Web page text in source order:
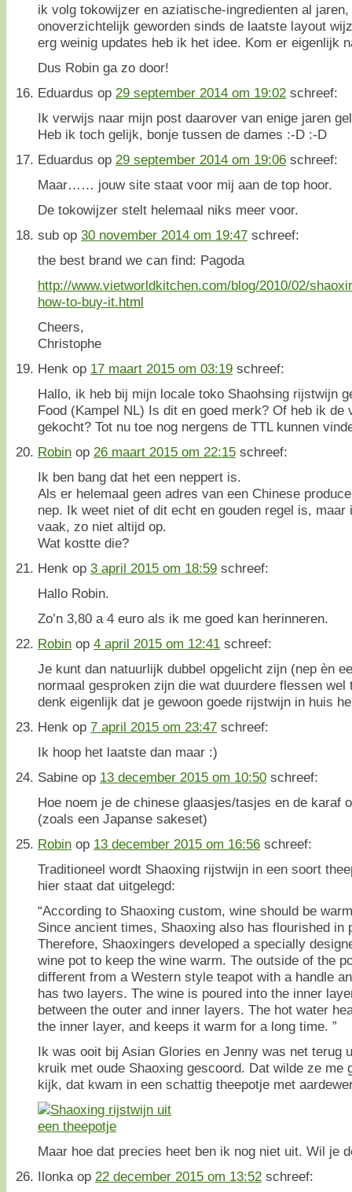
ik volg tokowijzer en aziatische-ingredienten al
onoverzichtelijk geworden sinds de laatste layout
erg weinig updates heb ik het idee. Kom er eigenlijk
Dus Robin ga zo door!
Eduardus op 29 september 2014 om 19:02 schreef:
Ik verwijs naar mijn post daarover van enige jaren
Heb ik toch gelijk, bonje tussen de dames :-D :-D
Eduardus op 29 september 2014 om 19:06 schreef:
Maar…… jouw site staat voor mij aan de top hoor.
De tokowijzer stelt helemaal niks meer voor.
sub op 30 november 2014 om 19:47 schreef:
the best brand we can find: Pagoda
http://www.vietworldkitchen.com/blog/2010/02/
how-to-buy-it.html
Cheers,
Christophe
Henk op 17 maart 2015 om 03:19 schreef:
Hallo, ik heb bij mijn locale toko Shaohsing rijstwijn
Food (Kampel NL) Is dit en goed merk? Of heb ik de
gekocht? Tot nu toe nog nergens de TTL kunnen
Robin op 26 maart 2015 om 22:15 schreef:
Ik ben bang dat het een neppert is.
Als er helemaal geen adres van een Chinese
nep. Ik weet niet of dit echt en gouden regel is,
vaak, zo niet altijd op.
Wat kostte die?
Henk op 3 april 2015 om 18:59 schreef:
Hallo Robin.
Zo’n 3,80 a 4 euro als ik me goed kan herinneren.
Robin op 4 april 2015 om 12:41 schreef:
Je kunt dan natuurlijk dubbel opgelicht zijn (nep èn
normaal gesproken zijn die wat duurdere flessen
denk eigenlijk dat je gewoon goede rijstwijn in huis
Henk op 7 april 2015 om 23:47 schreef:
Ik hoop het laatste dan maar :)
Sabine op 13 december 2015 om 10:50 schreef:
Hoe noem je de chinese glaasjes/tasjes en de karaf
(zoals een Japanse sakeset)
Robin op 13 december 2015 om 16:56 schreef:
Traditioneel wordt Shaoxing rijstwijn in een soort
hier staat dat uitgelegd:
“According to Shaoxing custom, wine should be
Since ancient times, Shaoxing also has flourished in
Therefore, Shaoxingers developed a specially
wine pot to keep the wine warm. The outside of the
different from a Western style teapot with a handle
has two layers. The wine is poured into the inner
between the outer and inner layers. The hot water
the inner layer, and keeps it warm for a long time. ”
Ik was ooit bij Asian Glories en Jenny was net terug
kruik met oude Shaoxing gescoord. Dat wilde ze me
kijk, dat kwam in een schattig theepotje met
Maar hoe dat precies heet ben ik nog niet uit. Wil je
Ilonka op 22 december 2015 om 13:52 schreef: